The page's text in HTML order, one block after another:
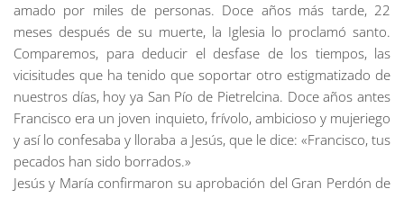
amado por miles de personas. Doce años más tarde, 22
meses después de su muerte, la Iglesia lo proclamó santo.
Comparemos, para deducir el desfase de los tiempos, las
vicisitudes que ha tenido que soportar otro estigmatizado de
nuestros días, hoy ya San Pío de Pietrelcina. Doce años antes
Francisco era un joven inquieto, frívolo, ambicioso y mujeriego
y así lo confesaba y lloraba a Jesús, que le dice: «Francisco, tus
pecados han sido borrados.»
Jesús y María confirmaron su aprobación del Gran Perdón de